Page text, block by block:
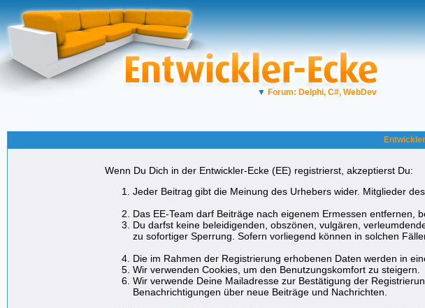
▼ Forum: Delphi, C#, WebDev
Wenn Du Dich in der Entwickler-Ecke (EE) registrierst, akzeptierst Du:
Jeder Beitrag gibt die Meinung des Urhebers wider. Mitglieder
Das EE-Team darf Beiträge nach eigenem Ermessen entfernen,
Du darfst keine beleidigenden, obszönen, vulgären,
zu sofortiger Sperrung. Sofern vorliegend können in solchen
Die im Rahmen der Registrierung erhobenen Daten werden in
Wir verwenden Cookies, um den Benutzungskomfort zu steigern.
Wir verwende Deine Mailadresse zur Bestätigung der
Benachrichtigungen über neue Beiträge und Nachrichten.